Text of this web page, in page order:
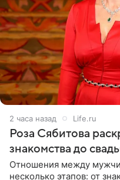
2 часа назад Life.ru
Роза Сябитова
знакомства до
Отношения между
несколько этапов: от